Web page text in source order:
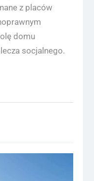
z placów
domu
socjalnego.